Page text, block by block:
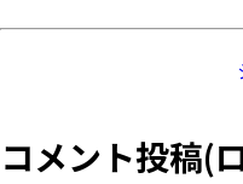
コメント投稿(